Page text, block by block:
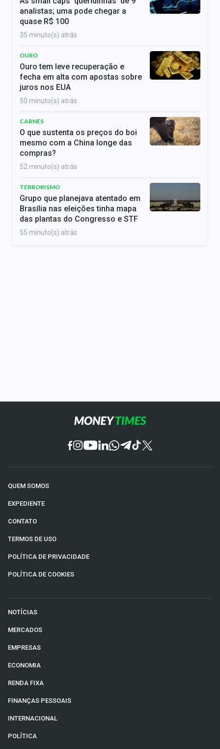
analistas; uma pode chegar a
quase R$ 100
35 minuto(s) atrás
OURO
Ouro tem leve recuperação e
fecha em alta com apostas sobre
juros nos EUA
50 minuto(s) atrás
CARNES
O que sustenta os preços do boi
mesmo com a China longe das
compras?
52 minuto(s) atrás
TERRORISMO
Grupo que planejava atentado em
Brasília nas eleições tinha mapa
das plantas do Congresso e STF
55 minuto(s) atrás
QUEM SOMOS
EXPEDIENTE
CONTATO
TERMOS DE USO
POLÍTICA DE PRIVACIDADE
POLÍTICA DE COOKIES
NOTÍCIAS
MERCADOS
EMPRESAS
ECONOMIA
RENDA FIXA
FINANÇAS PESSOAIS
INTERNACIONAL
POLÍTICA